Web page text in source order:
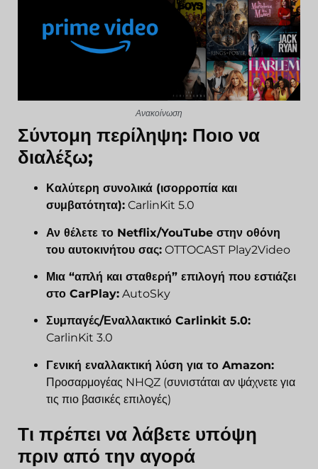
Ανακοίνωση
Σύντομη περίληψη: Ποιο να
διαλέξω;
Καλύτερη συνολικά (ισορροπία και
συμβατότητα): CarlinKit 5.0
Αν θέλετε το Netflix/YouTube στην οθόνη
του αυτοκινήτου σας: OTTOCAST Play2Video
Μια “απλή και σταθερή” επιλογή που εστιάζει
στο CarPlay: AutoSky
Συμπαγές/Εναλλακτικό Carlinkit 5.0:
CarlinKit 3.0
Γενική εναλλακτική λύση για το Amazon:
Προσαρμογέας NHQZ (συνιστάται αν ψάχνετε για
τις πιο βασικές επιλογές)
Τι πρέπει να λάβετε υπόψη
πριν από την αγορά